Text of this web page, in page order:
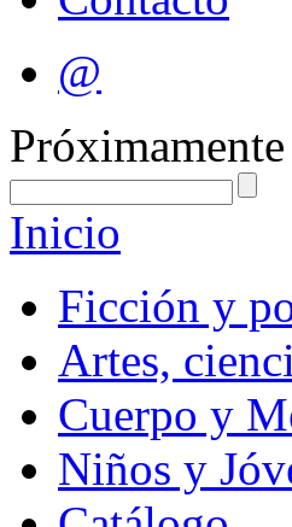
@
Próximamente
Inicio
Ficción y
Artes,
Cuerpo y
Niños y